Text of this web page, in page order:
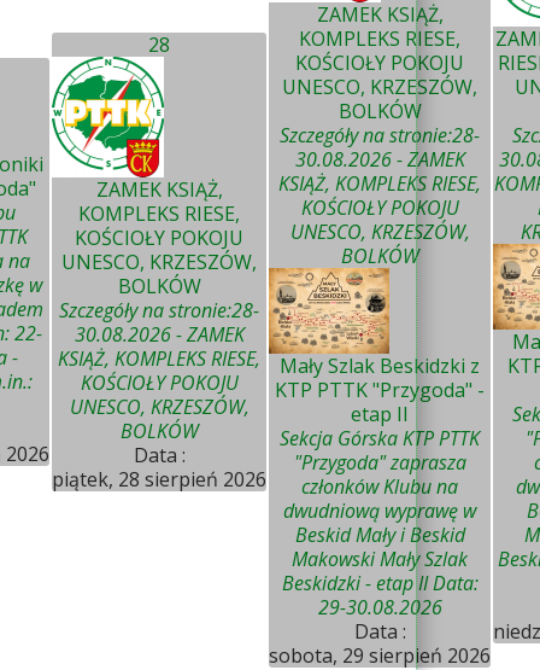
na
w
22-
-
28
ZAMEK KSIĄŻ,
KOMPLEKS RIESE,
KOŚCIOŁY POKOJU
UNESCO, KRZESZÓW,
BOLKÓW
Szczegóły na stronie:28-
30.08.2026 - ZAMEK
KSIĄŻ, KOMPLEKS RIESE,
KOŚCIOŁY POKOJU
UNESCO, KRZESZÓW,
BOLKÓW
Data :
piątek, 28 sierpień 2026
ZAMEK KSIĄŻ,
KOMPLEKS RIESE,
KOŚCIOŁY POKOJU
UNESCO, KRZESZÓW,
BOLKÓW
Szczegóły na stronie:28-
30.08.2026 - ZAMEK
KSIĄŻ, KOMPLEKS RIESE,
KOŚCIOŁY POKOJU
UNESCO, KRZESZÓW,
BOLKÓW
Mały Szlak Beskidzki z
KTP PTTK "Przygoda" -
etap II
Sekcja Górska KTP PTTK
"Przygoda" zaprasza
członków Klubu na
dwudniową wyprawę w
Beskid Mały i Beskid
Makowski Mały Szlak
Beskidzki - etap II Data:
29-30.08.2026
Data :
sobota, 29 sierpień 2026